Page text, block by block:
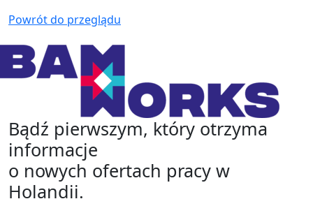
Powrót do przeglądu
Bądź pierwszym, który otrzyma
informacje
o nowych ofertach pracy w
Holandii.